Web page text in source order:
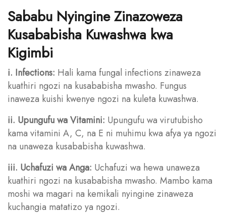
Sababu Nyingine Zinazoweza
Kusababisha Kuwashwa kwa
Kigimbi
i. Infections: Hali kama fungal infections zinaweza
kuathiri ngozi na kusababisha mwasho. Fungus
inaweza kuishi kwenye ngozi na kuleta kuwashwa.
ii. Upungufu wa Vitamini: Upungufu wa virutubisho
kama vitamini A, C, na E ni muhimu kwa afya ya ngozi
na unaweza kusababisha kuwashwa.
iii. Uchafuzi wa Anga: Uchafuzi wa hewa unaweza
kuathiri ngozi na kusababisha mwasho. Mambo kama
moshi wa magari na kemikali nyingine zinaweza
kuchangia matatizo ya ngozi.